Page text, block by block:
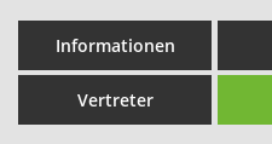
Informationen
Vertreter